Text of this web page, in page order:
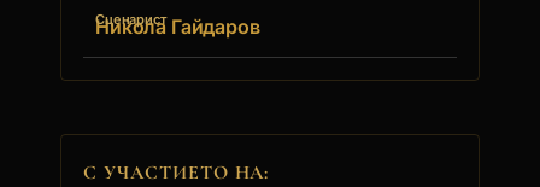
Сценарист
Никола Гайдаров
С УЧАСТИЕТО НА: